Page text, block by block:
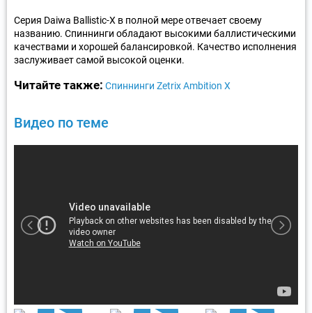
Серия Daiwa Ballistic-X в полной мере отвечает своему
названию. Спиннинги обладают высокими баллистическими
качествами и хорошей балансировкой. Качество исполнения
заслуживает самой высокой оценки.
Читайте также: Спиннинги Zetrix Ambition X
Видео по теме